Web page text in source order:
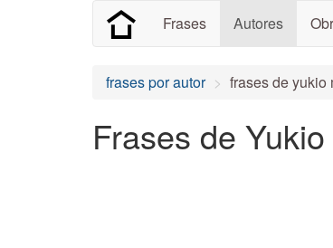
Frases Autores
frases por autor frases de yukio
Frases de